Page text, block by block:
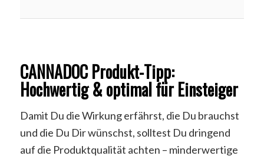
CANNADOC Produkt-Tipp:
Hochwertig & optimal für Einsteiger
Damit Du die Wirkung erfährst, die Du brauchst
und die Du Dir wünschst, solltest Du dringend
auf die Produktqualität achten – minderwertige